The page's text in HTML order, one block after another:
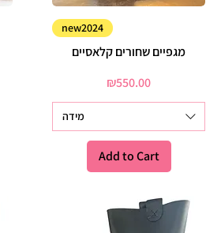
Quick View
new2024
מגפיים שחורים קלאסיים
Price
₪550.00
מידה
Add to Cart